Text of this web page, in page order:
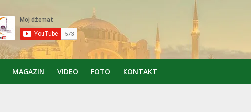
MAGAZIN VIDEO FOTO KONTAKT